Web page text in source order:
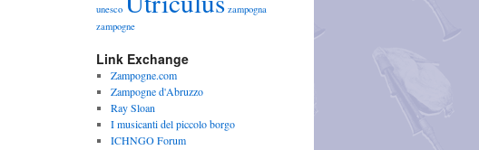
unesco
zampogna
zampogne
Link Exchange
Zampogne.com
Zampogne d'Abruzzo
Ray Sloan
I musicanti del piccolo borgo
ICHNGO Forum